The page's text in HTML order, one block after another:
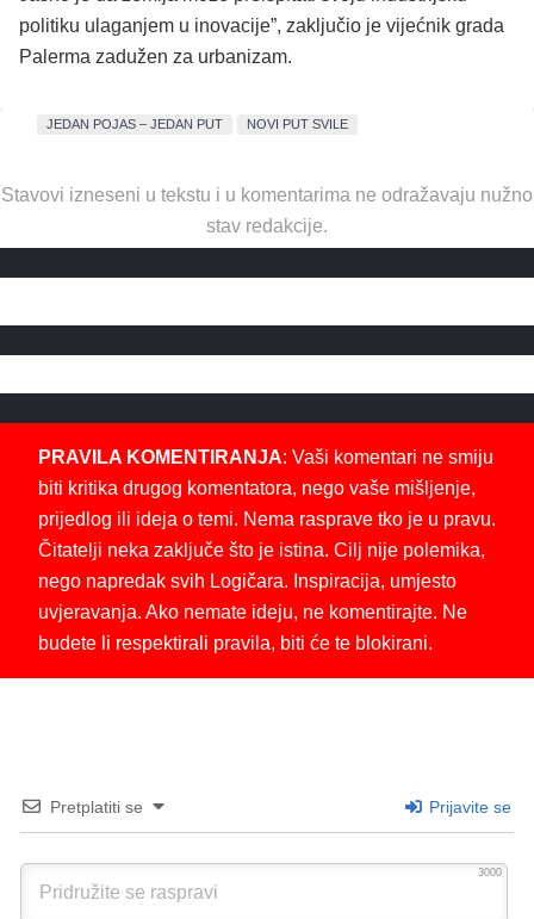
politiku ulaganjem u inovacije”, zaključio je vijećnik grada
Palerma zadužen za urbanizam.
JEDAN POJAS – JEDAN PUT NOVI PUT SVILE
Stavovi izneseni u tekstu i u komentarima ne odražavaju nužno
stav redakcije.
PRAVILA KOMENTIRANJA: Vaši komentari ne smiju
biti kritika drugog komentatora, nego vaše mišljenje,
prijedlog ili ideja o temi. Nema rasprave tko je u pravu.
Čitatelji neka zaključe što je istina. Cilj nije polemika,
nego napredak svih Logičara. Inspiracija, umjesto
uvjeravanja. Ako nemate ideju, ne komentirajte. Ne
budete li respektirali pravila, biti će te blokirani.
Pretplatiti se Prijavite se
3000